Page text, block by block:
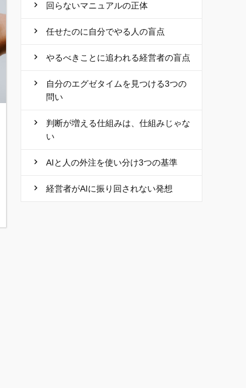
回らないマニュアルの正体
任せたのに自分でやる人の盲点
やるべきことに追われる経営者の盲点
自分のエグゼタイムを見つける3つの
問い
判断が増える仕組みは、仕組みじゃな
い
AIと人の外注を使い分け3つの基準
経営者がAIに振り回されない発想